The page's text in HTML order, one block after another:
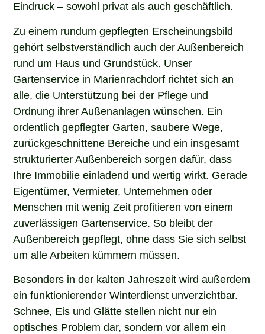
Eindruck – sowohl privat als auch geschäftlich.
Zu einem rundum gepflegten Erscheinungsbild
gehört selbstverständlich auch der Außenbereich
rund um Haus und Grundstück. Unser
Gartenservice in Marienrachdorf richtet sich an
alle, die Unterstützung bei der Pflege und
Ordnung ihrer Außenanlagen wünschen. Ein
ordentlich gepflegter Garten, saubere Wege,
zurückgeschnittene Bereiche und ein insgesamt
strukturierter Außenbereich sorgen dafür, dass
Ihre Immobilie einladend und wertig wirkt. Gerade
Eigentümer, Vermieter, Unternehmen oder
Menschen mit wenig Zeit profitieren von einem
zuverlässigen Gartenservice. So bleibt der
Außenbereich gepflegt, ohne dass Sie sich selbst
um alle Arbeiten kümmern müssen.
Besonders in der kalten Jahreszeit wird außerdem
ein funktionierender Winterdienst unverzichtbar.
Schnee, Eis und Glätte stellen nicht nur ein
optisches Problem dar, sondern vor allem ein